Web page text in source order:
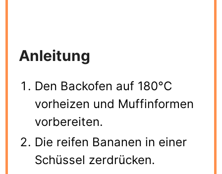
Anleitung
Den Backofen auf 180°C
vorheizen und Muffinformen
vorbereiten.
Die reifen Bananen in einer
Schüssel zerdrücken.